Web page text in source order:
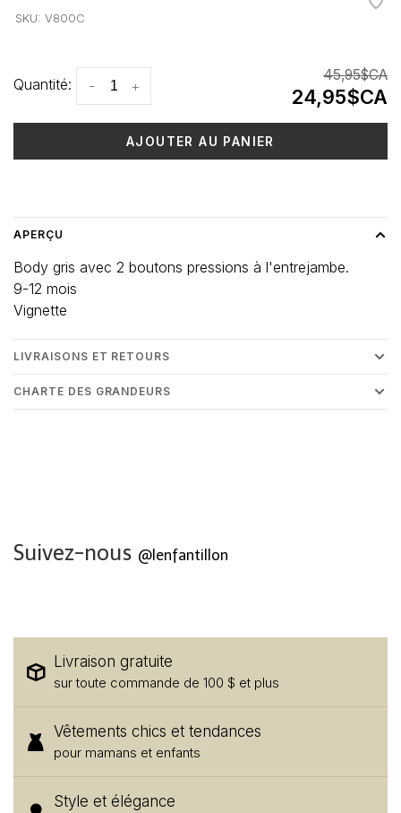
SKU: V800C
Quantité: +
-
45,95$CA
24,95$CA
AJOUTER AU PANIER
APERÇU
Body gris avec 2 boutons pressions à l'entrejambe.
9-12 mois
Vignette
LIVRAISONS ET RETOURS
CHARTE DES GRANDEURS
Suivez-nous @lenfantillon
Livraison gratuite
sur toute commande de 100 $ et plus
Vêtements chics et tendances
pour mamans et enfants
Style et élégance